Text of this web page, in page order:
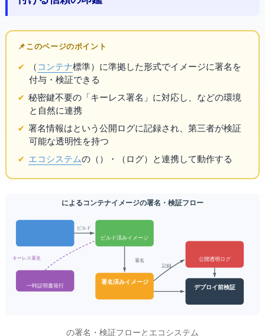
📌 このページのポイント
（ コンテナ標準）に準拠した形式でイメージに署名を
付与・検証できる
秘密鍵不要の「キーレス署名」に対応し、 などのCI環境
と自然に連携
署名情報はRekorという公開ログに記録され、第三者が検証
可能な透明性を持つ
エコシステムのFulcio（CA）・Rekor（ログ）と連携して動作する
Cosign によるコンテナイメージの署名・検証フロー
ビルド済みイメージ
署名済みイメージ
公開透明ログ
デプロイ前検証
ビルド
署名
記録
一時証明書発行
キーレス署名
Cosign の署名・検証フローとSigstoreエコシステム